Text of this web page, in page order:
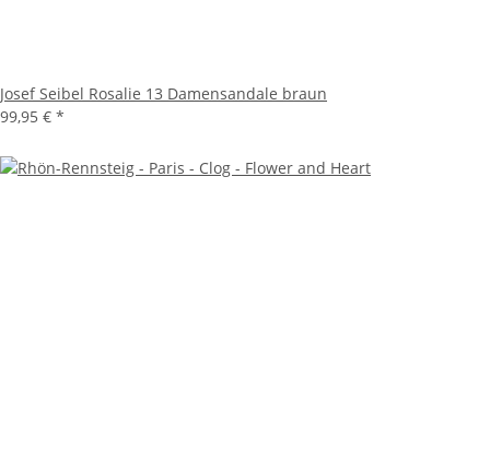
Josef Seibel Rosalie 13 Damensandale braun
99,95 € *